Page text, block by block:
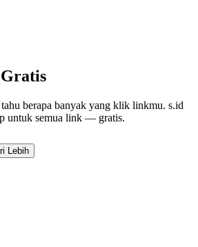
berapa banyak yang klik linkmu. s.id
untuk semua link — gratis.
Lebih